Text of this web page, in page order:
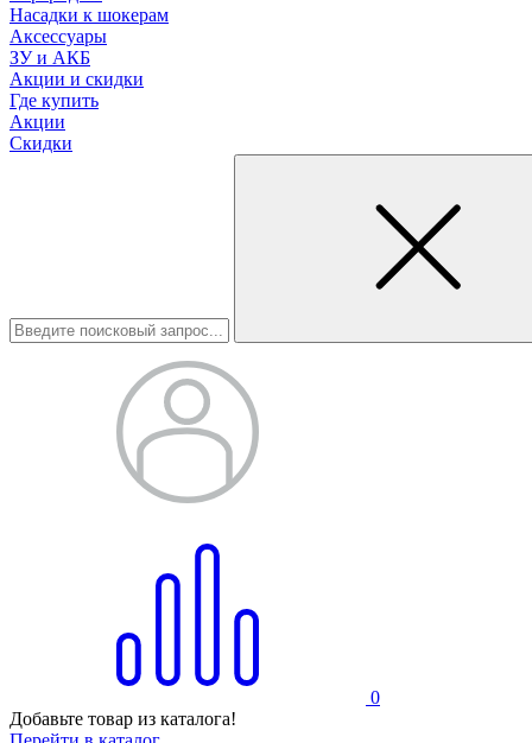
Насадки к шокерам
Аксессуары
ЗУ и АКБ
Акции и скидки
Где купить
Акции
Скидки
0
Добавьте товар из каталога!